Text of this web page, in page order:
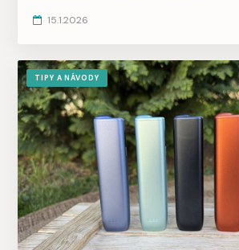
15.1.2026
TIPY A NÁVODY